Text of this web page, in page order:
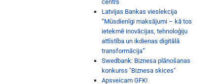
centrs
Latvijas Bankas vieslekcija
“Mūsdienīgi maksājumi – kā tos
ietekmē inovācijas, tehnoloģiju
attīstība un ikdienas digitālā
transformācija”
Swedbank: Biznesa plānošanas
konkurss "Biznesa skices"
Apsveicam GFK!